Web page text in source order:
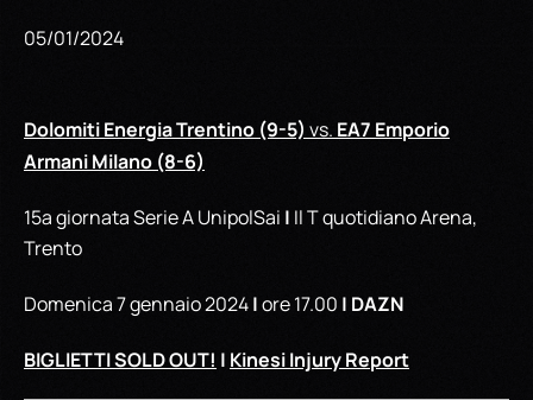
05/01/2024
Dolomiti Energia Trentino (9-5) vs. EA7 Emporio
Armani Milano (8-6)
15a giornata Serie A UnipolSai | Il T quotidiano Arena,
Trento
Domenica 7 gennaio 2024|ore 17.00 | DAZN
BIGLIETTI SOLD OUT! | Kinesi Injury Report